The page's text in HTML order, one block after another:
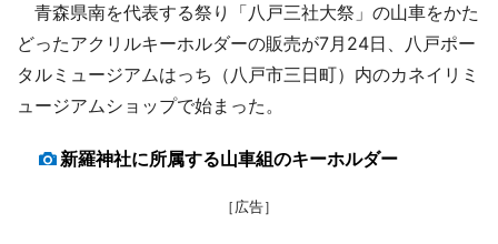
青森県南を代表する祭り「八戸三社大祭」の山車をかた
どったアクリルキーホルダーの販売が7月24日、八戸ポー
タルミュージアムはっち（八戸市三日町）内のカネイリミ
ュージアムショップで始まった。
新羅神社に所属する山車組のキーホルダー
［広告］